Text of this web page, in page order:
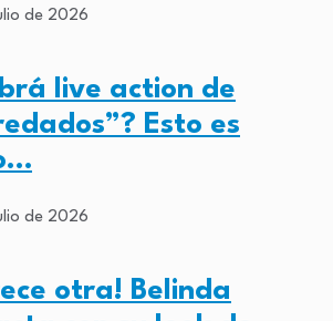
de 2026
live action de
Esto es
de 2026
otra! Belinda